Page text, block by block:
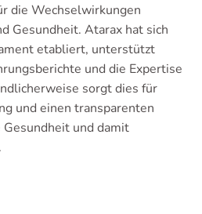
die Wechselwirkungen
Gesundheit. Atarax hat sich
etabliert, unterstützt
und die Expertise
sorgt dies für
und einen transparenten
und damit